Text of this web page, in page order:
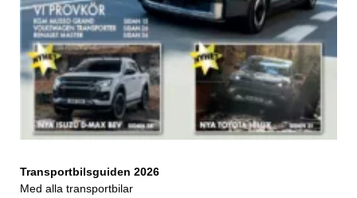
Transportbilsguiden 2026
Med alla transportbilar